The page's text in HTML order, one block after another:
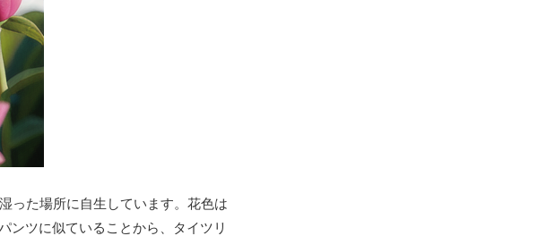
った場所に自生しています。花色は
ンツに似ていることから、タイツリ